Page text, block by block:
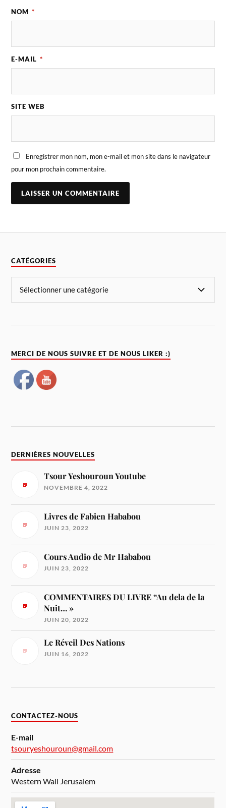
NOM *
E-MAIL *
SITE WEB
Enregistrer mon nom, mon e-mail et mon site dans le navigateur
pour mon prochain commentaire.
CATÉGORIES
MERCI DE NOUS SUIVRE ET DE NOUS LIKER :)
DERNIÈRES NOUVELLES
Tsour Yeshouroun Youtube
NOVEMBRE 4, 2022
Livres de Fabien Hababou
JUIN 23, 2022
Cours Audio de Mr Hababou
JUIN 23, 2022
COMMENTAIRES DU LIVRE “Au dela de la
Nuit… »
JUIN 20, 2022
Le Réveil Des Nations
JUIN 16, 2022
CONTACTEZ-NOUS
E-mail
tsouryeshouroun@gmail.com
Adresse
Western Wall Jerusalem